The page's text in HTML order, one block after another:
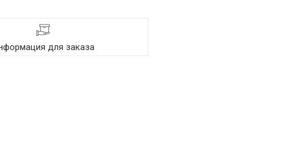
для заказа